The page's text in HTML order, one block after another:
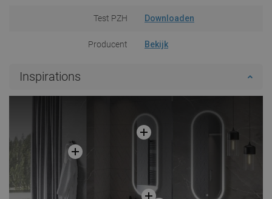
Test PZH Downloaden
Producent Bekijk
Inspirations